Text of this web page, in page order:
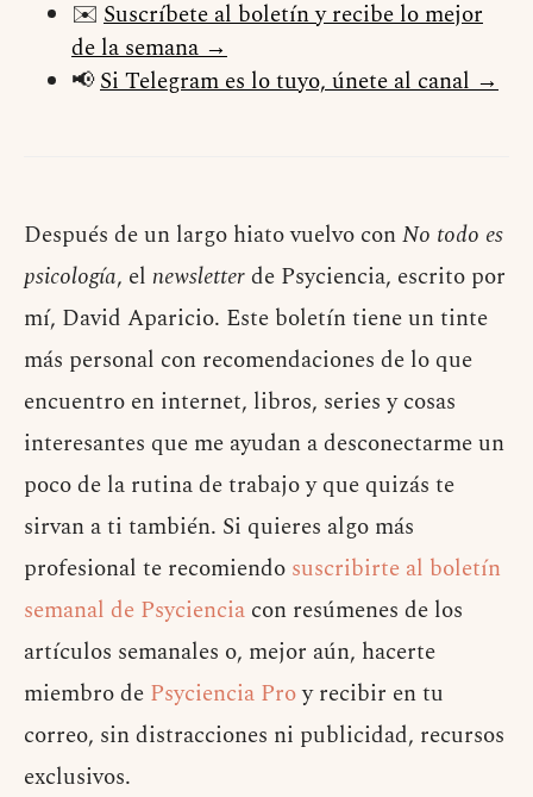
✉️ Suscríbete al boletín y recibe lo mejor
de la semana →
📢Si Telegram es lo tuyo, únete al canal →
Después de un largo hiato vuelvo conNo todo es
psicología, el newsletterde Psyciencia, escrito por
mí, David Aparicio. Este boletín tiene un tinte
más personal con recomendaciones de lo que
encuentro en internet, libros, series y cosas
interesantes que me ayudan a desconectarme un
poco de la rutina de trabajo y que quizás te
sirvan a ti también. Si quieres algo más
profesional te recomiendo suscribirte al boletín
semanal de Psyciencia con resúmenes de los
artículos semanales o, mejor aún, hacerte
miembro de Psyciencia Proy recibir en tu
correo, sin distracciones ni publicidad, recursos
exclusivos.